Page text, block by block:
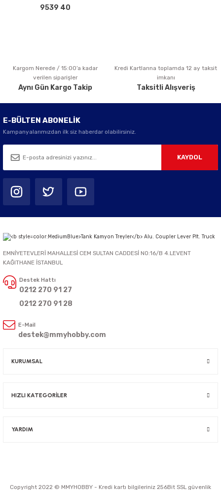
Bu ürüne benzer farklı alternatifler olmalı.
Gönder
9539 40
Kargom Nerede / 15:00’a kadar
verilen siparişler
Aynı Gün Kargo Takip
Kredi Kartlarına toplamda 12 ay taksit
imkanı
Taksitli Alışveriş
E-BÜLTEN ABONELİK
Kampanyalarımızdan ilk siz haberdar olabilirsiniz.
KAYDOL
EMNİYETEVLERİ MAHALLESİ CEM SULTAN CADDESİ NO:16/B 4.LEVENT
KAĞITHANE İSTANBUL
Destek Hattı
0212 270 91 27
0212 270 91 28
E-Mail
destek@mmyhobby.com
KURUMSAL
HIZLI KATEGORİLER
YARDIM
Copyright 2022 © MMYHOBBY - Kredi kartı bilgileriniz 256Bit SSL güvenlik